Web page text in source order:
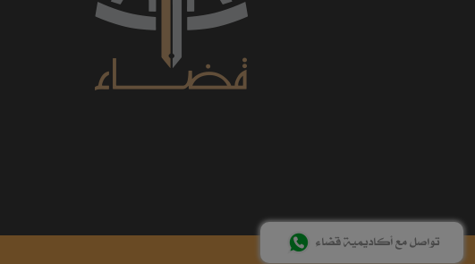
تواصل مع أكاديمية قضاء